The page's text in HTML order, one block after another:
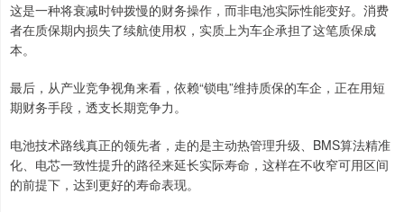
这是一种将衰减时钟拨慢的财务操作，而非电池实际性能变好。消费
者在质保期内损失了续航使用权，实质上为车企承担了这笔质保成
本。
最后，从产业竞争视角来看，依赖“锁电”维持质保的车企，正在用短
期财务手段，透支长期竞争力。
电池技术路线真正的领先者，走的是主动热管理升级、BMS算法精准
化、电芯一致性提升的路径来延长实际寿命，这样在不收窄可用区间
的前提下，达到更好的寿命表现。